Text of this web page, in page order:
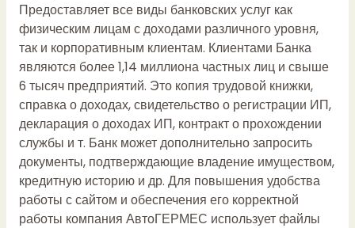
Предоставляет все виды банковских услуг как
физическим лицам с доходами различного уровня,
так и корпоративным клиентам. Клиентами Банка
являются более 1,14 миллиона частных лиц и свыше
6 тысяч предприятий. Это копия трудовой книжки,
справка о доходах, свидетельство о регистрации ИП,
декларация о доходах ИП, контракт о прохождении
службы и т. Банк может дополнительно запросить
документы, подтверждающие владение имуществом,
кредитную историю и др. Для повышения удобства
работы с сайтом и обеспечения его корректной
работы компания АвтоГЕРМЕС использует файлы